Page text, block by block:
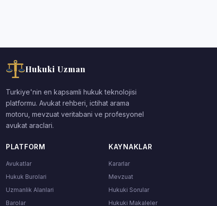
Hukuki Uzman
Turkiye'nin en kapsamli hukuk teknolojisi
platformu. Avukat rehberi, ictihat arama
motoru, mevzuat veritabani ve profesyonel
avukat araclari.
PLATFORM
Avukatlar
Hukuk Burolari
Uzmanlik Alanlari
Barolar
KAYNAKLAR
Kararlar
Mevzuat
Hukuki Sorular
Hukuki Makaleler